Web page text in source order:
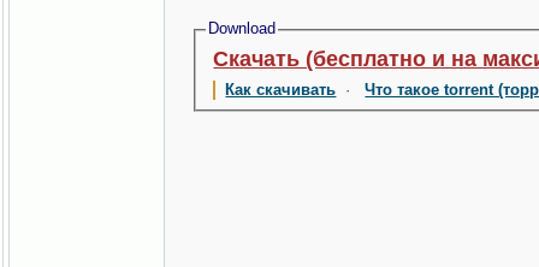
Download
Скачать (бесплатно и на
Как скачивать ·Что такое torrent